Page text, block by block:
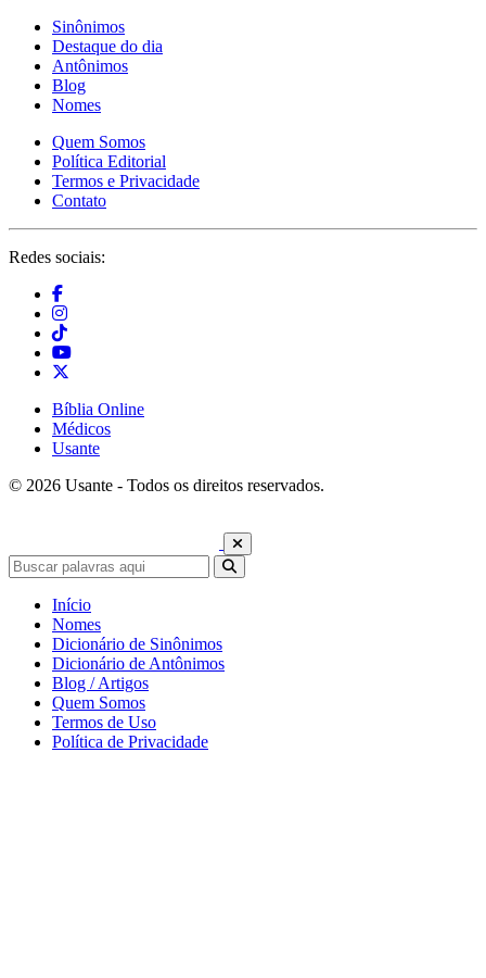
Sinônimos
Destaque do dia
Antônimos
Blog
Nomes
Quem Somos
Política Editorial
Termos e Privacidade
Contato
Redes sociais:
Bíblia Online
Médicos
Usante
© 2026 Usante - Todos os direitos reservados.
Início
Nomes
Dicionário de Sinônimos
Dicionário de Antônimos
Blog / Artigos
Quem Somos
Termos de Uso
Política de Privacidade